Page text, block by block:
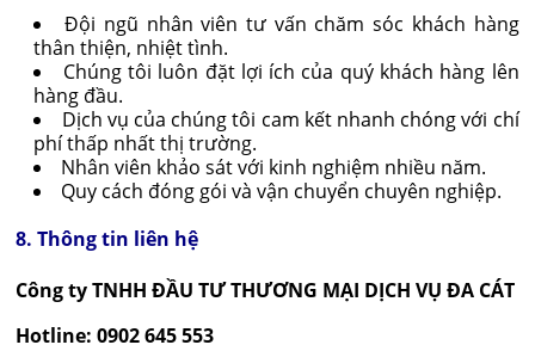
Đội ngũ nhân viên tư vấn chăm sóc khách hàng
thân thiện, nhiệt tình.
Chúng tôi luôn đặt lợi ích của quý khách hàng lên
hàng đầu.
Dịch vụ của chúng tôi cam kết nhanh chóng với chí
phí thấp nhất thị trường.
Nhân viên khảo sát với kinh nghiệm nhiều năm.
Quy cách đóng gói và vận chuyển chuyên nghiệp.
8. Thông tin liên hệ
Công ty TNHH ĐẦU TƯ THƯƠNG MẠI DỊCH VỤ ĐA CÁT
Hotline: 0902 645 553